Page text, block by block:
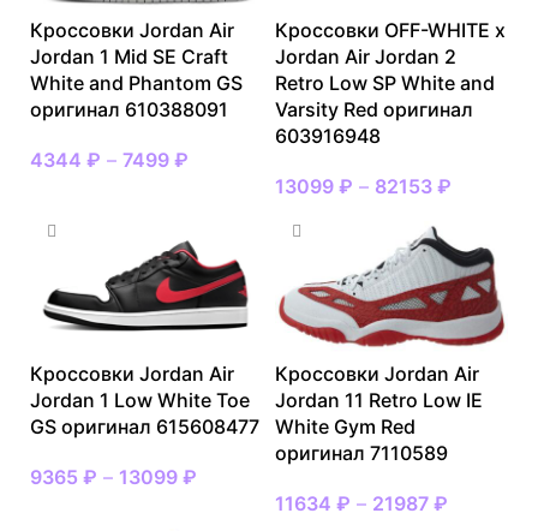
Кроссовки Jordan Air
Jordan 1 Mid SE Craft
White and Phantom GS
оригинал 610388091
4344 ₽ – 7499 ₽
Кроссовки OFF-WHITE x
Jordan Air Jordan 2
Retro Low SP White and
Varsity Red оригинал
603916948
13099 ₽ – 82153 ₽
Кроссовки Jordan Air
Jordan 1 Low White Toe
GS оригинал 615608477
9365 ₽ – 13099 ₽
Кроссовки Jordan Air
Jordan 11 Retro Low IE
White Gym Red
оригинал 7110589
11634 ₽ – 21987 ₽